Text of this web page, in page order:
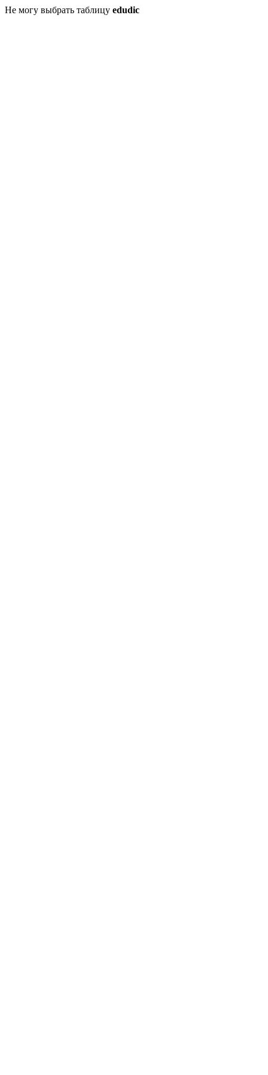
Не могу выбрать таблицу edudic